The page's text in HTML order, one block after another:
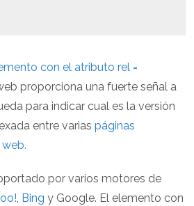
con el atributo rel =
proporciona una fuerte señal a
para indicar cual es la versión
entre varias páginas
por varios motores de
, Bing y Google. El elemento con